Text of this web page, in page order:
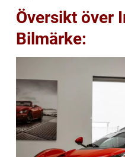
Översikt över
Bilmärke: